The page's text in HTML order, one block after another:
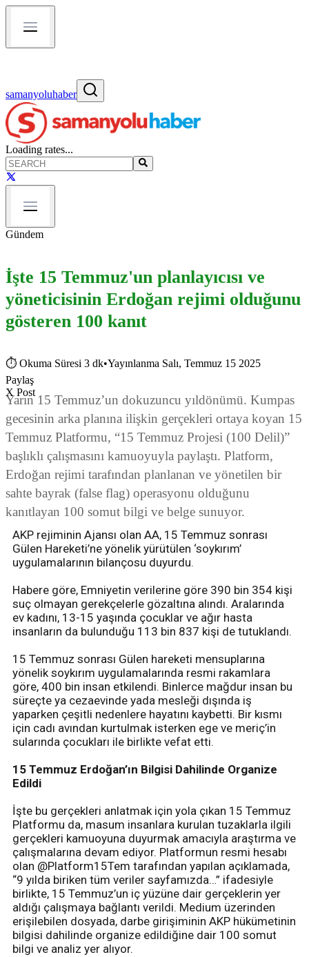
samanyoluhaber
Loading rates...
Gündem
İşte 15 Temmuz'un planlayıcısı ve
yöneticisinin Erdoğan rejimi olduğunu
gösteren 100 kanıt
⏱ Okuma Süresi 3 dk•Yayınlanma Salı, Temmuz 15 2025
Paylaş
X Post
Yarın 15 Temmuz’un dokuzuncu yıldönümü. Kumpas
gecesinin arka planına ilişkin gerçekleri ortaya koyan 15
Temmuz Platformu, “15 Temmuz Projesi (100 Delil)”
başlıklı çalışmasını kamuoyuyla paylaştı. Platform,
Erdoğan rejimi tarafından planlanan ve yönetilen bir
sahte bayrak (false flag) operasyonu olduğunu
kanıtlayan 100 somut bilgi ve belge sunuyor.
AKP rejiminin Ajansı olan AA, 15 Temmuz sonrası
Gülen Hareketi’ne yönelik yürütülen ‘soykırım’
uygulamalarının bilançosu duyurdu.
Habere göre, Emniyetin verilerine göre 390 bin 354 kişi
suç olmayan gerekçelerle gözaltına alındı. Aralarında
ev kadını, 13-15 yaşında çocuklar ve ağır hasta
insanların da bulunduğu 113 bin 837 kişi de tutuklandı.
15 Temmuz sonrası Gülen hareketi mensuplarına
yönelik soykırım uygulamalarında resmi rakamlara
göre, 400 bin insan etkilendi. Binlerce mağdur insan bu
süreçte ya cezaevinde yada mesleği dışında iş
yaparken çeşitli nedenlere hayatını kaybetti. Bir kısmı
için cadı avından kurtulmak isterken ege ve meriç’in
sularında çocukları ile birlikte vefat etti.
15 Temmuz Erdoğan’ın Bilgisi Dahilinde Organize
Edildi
İşte bu gerçekleri anlatmak için yola çıkan 15 Temmuz
Platformu da, masum insanlara kurulan tuzaklarla ilgili
gerçekleri kamuoyuna duyurmak amacıyla araştırma ve
çalışmalarına devam ediyor. Platformun resmi hesabı
olan @Platform15Tem tarafından yapılan açıklamada,
“9 yılda biriken tüm veriler sayfamızda…” ifadesiyle
birlikte, 15 Temmuz’un iç yüzüne dair gerçeklerin yer
aldığı çalışmaya bağlantı verildi. Medium üzerinden
erişilebilen dosyada, darbe girişiminin AKP hükümetinin
bilgisi dahilinde organize edildiğine dair 100 somut
bilgi ve analiz yer alıyor.